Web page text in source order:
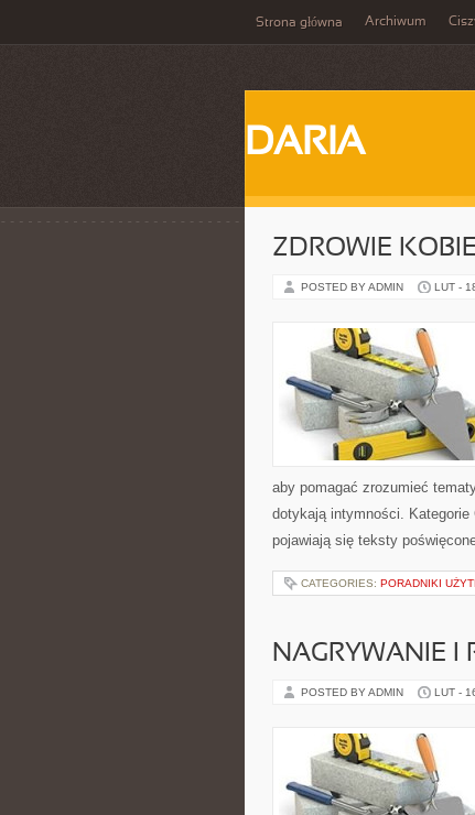
Strona główna Archiwum
DARIA
ZDROWIE
POSTED BY ADMIN LUT -
aby pomagać zrozumieć
dotykają intymności. Kategorie
pojawiają się teksty
CATEGORIES: PORADNIKI
NAGRYWANIE I
POSTED BY ADMIN LUT -